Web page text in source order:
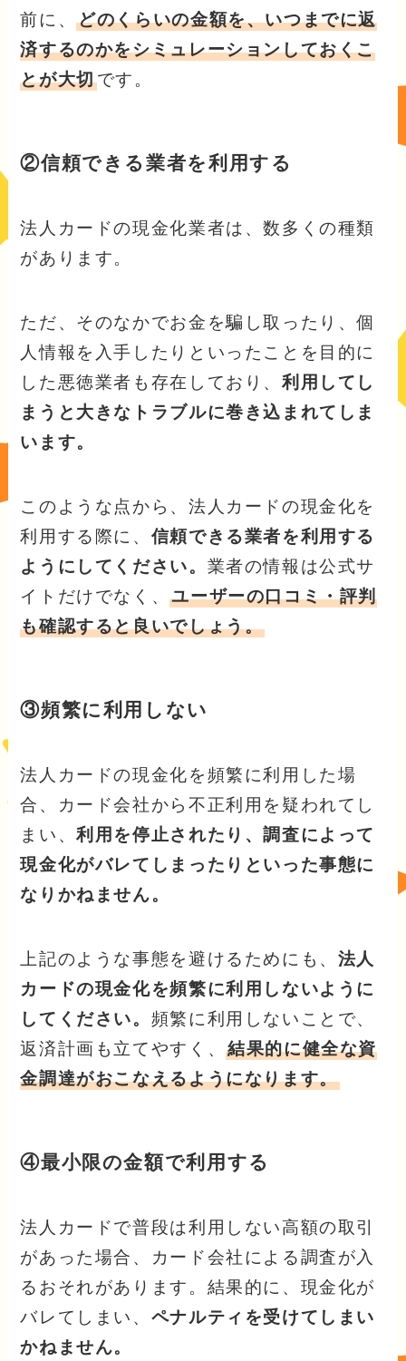
前に、どのくらいの金額を、いつまでに返
済するのかをシミュレーションしておくこ
とが大切です。
②信頼できる業者を利用する
法人カードの現金化業者は、数多くの種類
があります。
ただ、そのなかでお金を騙し取ったり、個
人情報を入手したりといったことを目的に
した悪徳業者も存在しており、 利用してし
まうと大きなトラブルに巻き込まれてしま
います。
このような点から、法人カードの現金化を
利用する際に、 信頼できる業者を利用する
ようにしてください。 業者の情報は公式サ
イトだけでなく、ユーザーの口コミ・評判
も確認すると良いでしょう。
③頻繁に利用しない
法人カードの現金化を頻繁に利用した場
合、カード会社から不正利用を疑われてし
まい、利用を停止されたり、調査によって
現金化がバレてしまったりといった事態に
なりかねません。
上記のような事態を避けるためにも、 法人
カードの現金化を頻繁に利用しないように
してください。 頻繁に利用しないことで、
返済計画も立てやすく、結果的に健全な資
金調達がおこなえるようになります。
④最小限の金額で利用する
法人カードで普段は利用しない高額の取引
があった場合、カード会社による調査が入
るおそれがあります。結果的に、現金化が
バレてしまい、 ペナルティを受けてしまい
かねません。